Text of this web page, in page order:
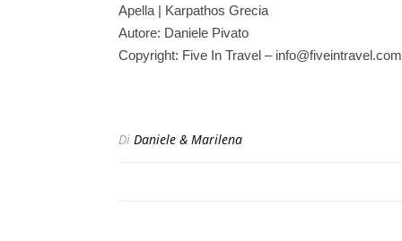
Apella | Karpathos Grecia
Autore: Daniele Pivato
Copyright: Five In Travel – info@fiveintravel.com
Di Daniele & Marilena